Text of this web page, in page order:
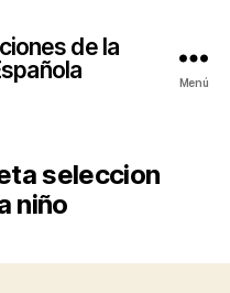
de la
Menú
seleccion
niño